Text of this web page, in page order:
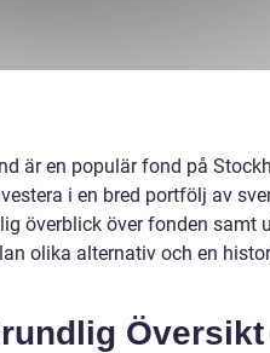
är en populär fond på
i en bred portfölj av
överblick över fonden samt
olika alternativ och en